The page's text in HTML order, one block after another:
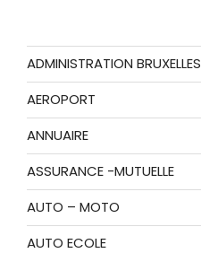
ADMINISTRATION BRUXELLES
AEROPORT
ANNUAIRE
ASSURANCE -MUTUELLE
AUTO – MOTO
AUTO ECOLE